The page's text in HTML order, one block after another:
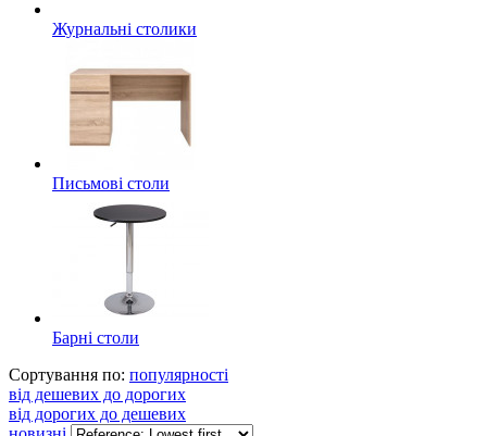
Журнальні столики
Письмові столи
Барні столи
Сортування по: популярності
від дешевих до дорогих
від дорогих до дешевих